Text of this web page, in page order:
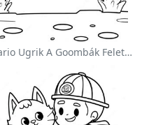
Mario Ugrik A Goombák Felett Színezőlap